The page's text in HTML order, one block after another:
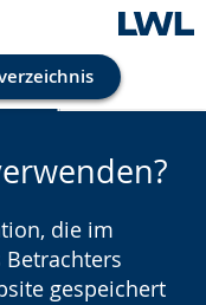
die im
gespeichert